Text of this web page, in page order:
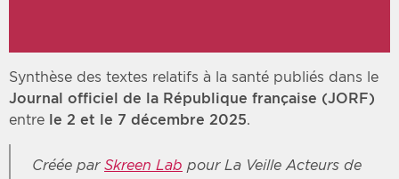
Synthèse des textes relatifs à la santé publiés dans le
Journal officiel de la République française (JORF)
entre le 2 et le 7 décembre 2025.
Créée par Skreen Lab pour La Veille Acteurs de